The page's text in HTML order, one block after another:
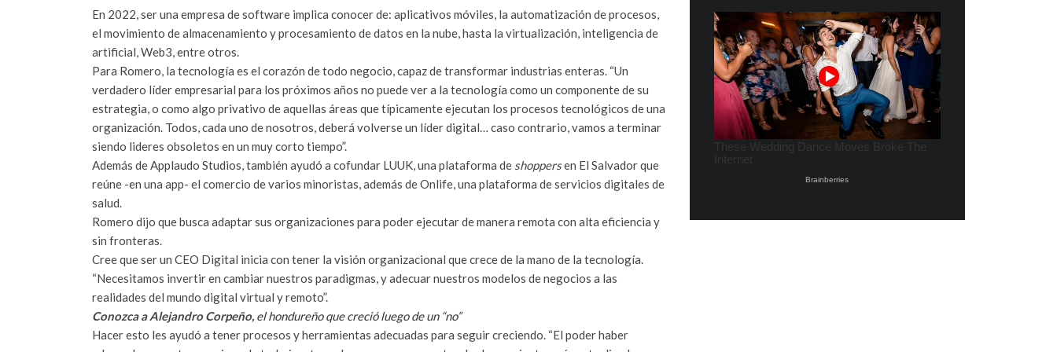
En 2022, ser una empresa de software implica conocer de: aplicativos móviles, la automatización de procesos,
el movimiento de almacenamiento y procesamiento de datos en la nube, hasta la virtualización, inteligencia de
artificial, Web3, entre otros.
Para Romero, la tecnología es el corazón de todo negocio, capaz de transformar industrias enteras. “Un
verdadero líder empresarial para los próximos años no puede ver a la tecnología como un componente de su
estrategia, o como algo privativo de aquellas áreas que típicamente ejecutan los procesos tecnológicos de una
organización. Todos, cada uno de nosotros, deberá volverse un líder digital… caso contrario, vamos a terminar
siendo lideres obsoletos en un muy corto tiempo”.
Además de Applaudo Studios, también ayudó a cofundar LUUK, una plataforma de shoppersen El Salvador que
reúne -en una app- el comercio de varios minoristas, además de Onlife, una plataforma de servicios digitales de
salud.
Romero dijo que busca adaptar sus organizaciones para poder ejecutar de manera remota con alta eficiencia y
sin fronteras.
Cree que ser un CEO Digital inicia con tener la visión organizacional que crece de la mano de la tecnología.
“Necesitamos invertir en cambiar nuestros paradigmas, y adecuar nuestros modelos de negocios a las
realidades del mundo digital virtual y remoto”.
Conozca a Alejandro Corpeño, el hondureño que creció luego de un “no”
Hacer esto les ayudó a tener procesos y herramientas adecuadas para seguir creciendo. “El poder haber